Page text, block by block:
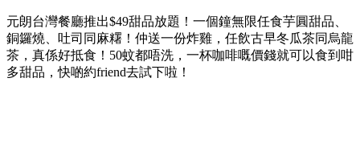
元朗台灣餐廳推出$49甜品放題！一個鐘無限任食芋圓甜品、
銅鑼燒、吐司同麻糬！仲送一份炸雞，任飲古早冬瓜茶同烏龍
茶，真係好抵食！50蚊都唔洗，一杯咖啡嘅價錢就可以食到咁
多甜品，快啲約friend去試下啦！